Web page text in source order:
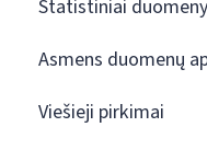
Statistiniai
Asmens duomenų
Viešieji pirkimai